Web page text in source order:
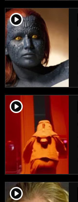
player2
player2
player2